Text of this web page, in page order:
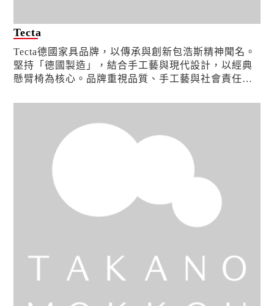
Tecta
Tecta德國家具品牌，以傳承與創新包浩斯精神聞名。
堅持「德國製造」，結合手工藝與現代設計，以經典
懸臂椅為核心。品牌重視品質、手工藝與社會責任，
存籐...